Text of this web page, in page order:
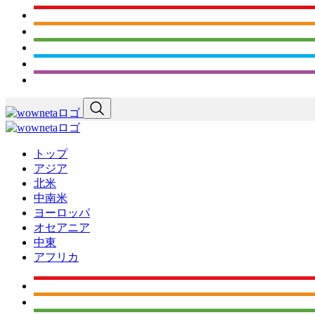
トップ
アジア
北米
中南米
ヨーロッパ
オセアニア
中東
アフリカ